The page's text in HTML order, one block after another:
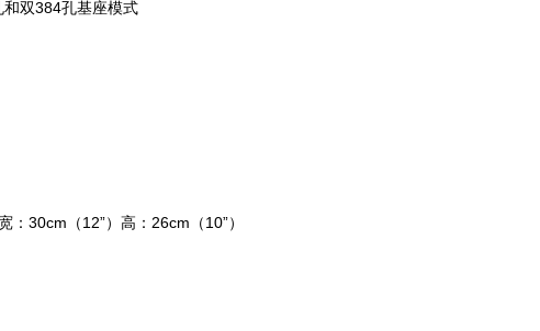
双384孔基座模式
30cm（12”）高：26cm（10”）